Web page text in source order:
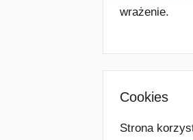
wrażenie.
Cookies
Strona